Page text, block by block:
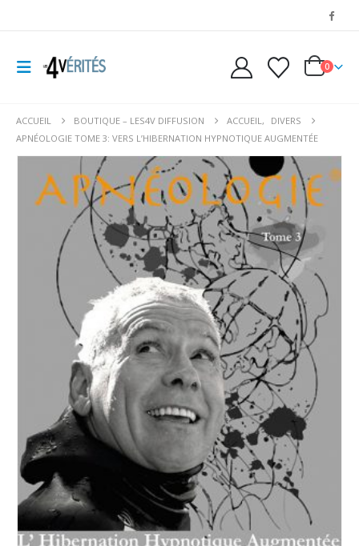
0
ACCUEIL BOUTIQUE – LES4V DIFFUSION ACCUEIL,
DIVERS
APNÉOLOGIE TOME 3: VERS L’HIBERNATION HYPNOTIQUE AUGMENTÉE